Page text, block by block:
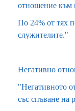
отношение към
По 24% от тях
служителите."
Негативно
"Негативното
със спъване на